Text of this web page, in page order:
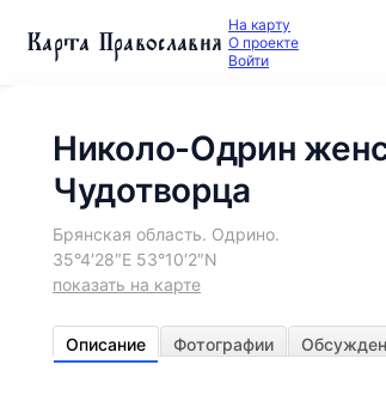
Карта Православия На карту
О проекте
Войти
Николо-Одрин
Чудотворца
Брянская область. Одрино.
35°4′28″E 53°10′2″N
показать на карте
Описание Фотографии